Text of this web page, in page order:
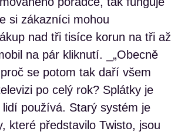
si zákazníci mohou
nad tři tisíce korun na tři až
na pár kliknutí. _„Obecně
se potom tak daří všem
po celý rok? Splátky je
používá. Starý systém je
které představilo Twisto, jsou